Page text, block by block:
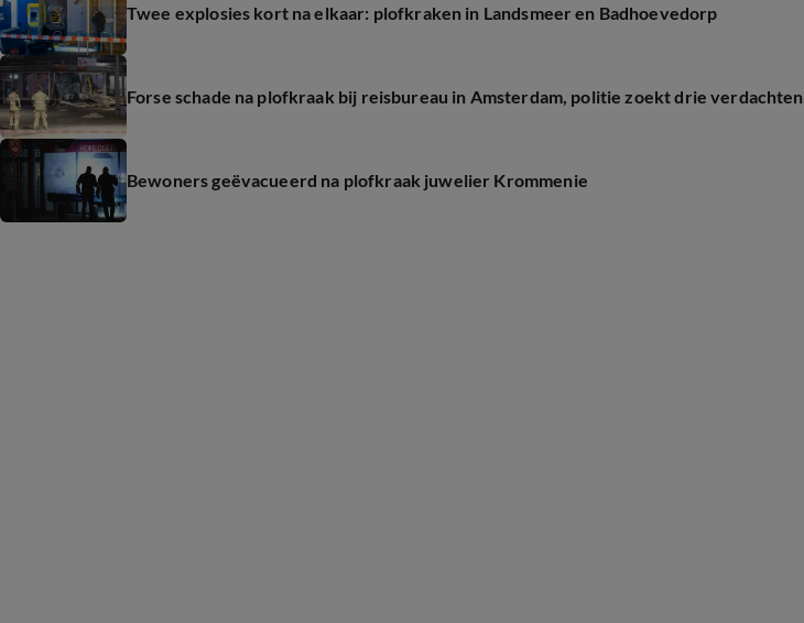
Twee explosies kort na elkaar: plofkraken in Landsmeer en Badhoevedorp
Forse schade na plofkraak bij reisbureau in Amsterdam, politie zoekt drie verdachten
Bewoners geëvacueerd na plofkraak juwelier Krommenie